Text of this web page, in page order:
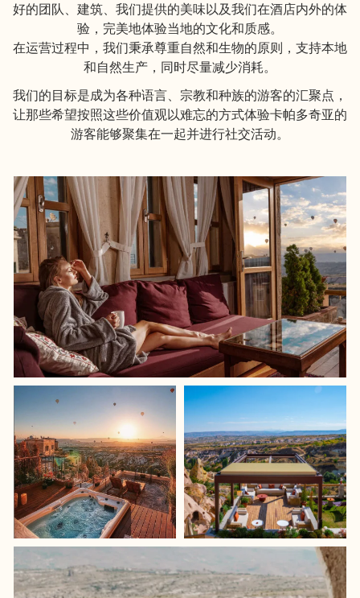
好的团队、建筑、我们提供的美味以及我们在酒店内外的体
验，完美地体验当地的文化和质感。
在运营过程中，我们秉承尊重自然和生物的原则，支持本地
和自然生产，同时尽量减少消耗。
我们的目标是成为各种语言、宗教和种族的游客的汇聚点，
让那些希望按照这些价值观以难忘的方式体验卡帕多奇亚的
游客能够聚集在一起并进行社交活动。